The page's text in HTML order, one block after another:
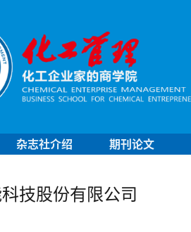
杂志社介绍 期刊论文
技股份有限公司